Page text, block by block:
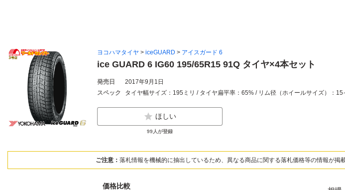
ヨコハマタイヤ > iceGUARD > アイスガード 6
ice GUARD 6 IG60 195/65R15 91Q タイヤ×4本セット
発売日
2017年9月1日
スペック
タイヤ幅サイズ：195ミリ / タイヤ扁平率：65% / リム径（ホイールサイズ）：15
ほしい
99人が登録
ご注意： 落札情報を機械的に抽出しているため、異なる商品に関する落札価格等の情報が
価格比較